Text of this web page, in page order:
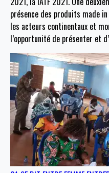
présence des produits made
les acteurs continentaux et
l’opportunité de présenter et